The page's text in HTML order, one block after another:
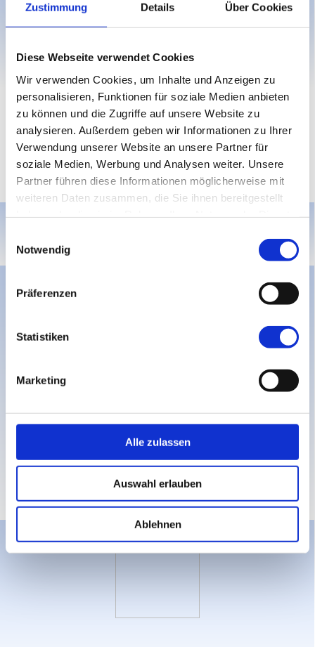
Zustimmung Details Über Cookies
Diese Webseite verwendet Cookies
Wir verwenden Cookies, um Inhalte und Anzeigen zu
personalisieren, Funktionen für soziale Medien anbieten
zu können und die Zugriffe auf unsere Website zu
analysieren. Außerdem geben wir Informationen zu Ihrer
Verwendung unserer Website an unsere Partner für
soziale Medien, Werbung und Analysen weiter. Unsere
Partner führen diese Informationen möglicherweise mit
weiteren Daten zusammen, die Sie ihnen bereitgestellt
Notwendig
Präferenzen
Statistiken
Marketing
Alle zulassen
Auswahl erlauben
Ablehnen
Eintragungswünsche für
werden gern entgegengenommen.
Mitglied im